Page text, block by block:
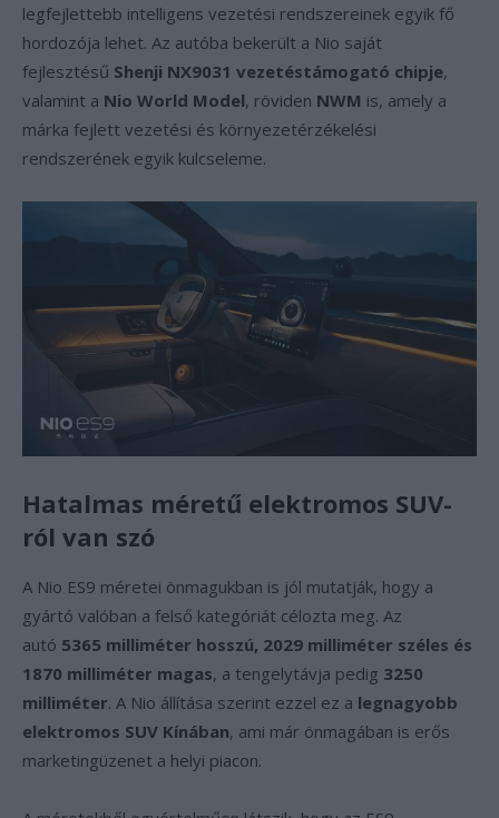
legfejlettebb intelligens vezetési rendszereinek egyik fő
hordozója lehet. Az autóba bekerült a Nio saját
fejlesztésű Shenji NX9031 vezetéstámogató chipje,
valamint a Nio World Model, röviden NWM is, amely a
márka fejlett vezetési és környezetérzékelési
rendszerének egyik kulcseleme.
Hatalmas méretű elektromos SUV-
ról van szó
A Nio ES9 méretei önmagukban is jól mutatják, hogy a
gyártó valóban a felső kategóriát célozta meg. Az
autó 5365 milliméter hosszú, 2029 milliméter széles és
1870 milliméter magas, a tengelytávja pedig 3250
milliméter. A Nio állítása szerint ezzel ez a legnagyobb
elektromos SUV Kínában, ami már önmagában is erős
marketingüzenet a helyi piacon.